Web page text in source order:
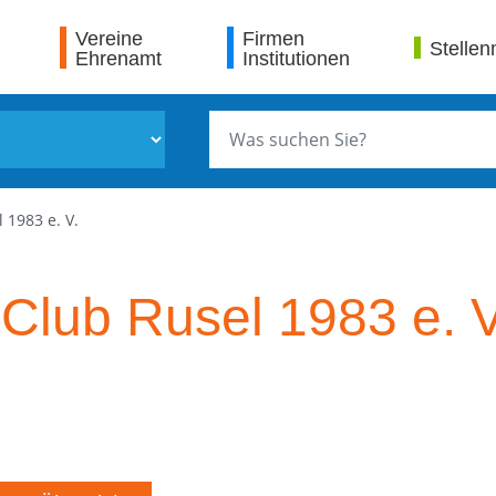
Vereine
Ehrenamt
Firmen
Institutionen
1983 e. V.
Rusel 1983 e.